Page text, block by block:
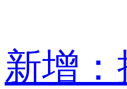
新增